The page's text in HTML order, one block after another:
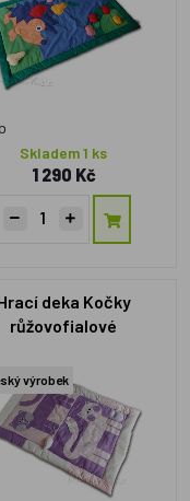
Skladem 1 ks
1 290 Kč
deka Kočky
růžovofialové
výrobek